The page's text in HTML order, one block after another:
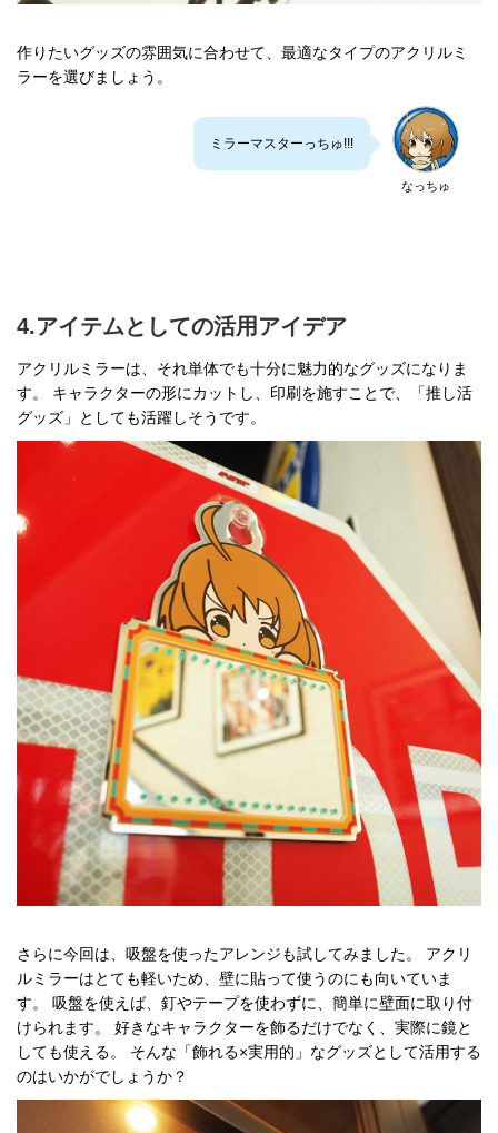
作りたいグッズの雰囲気に合わせて、最適なタイプのアクリルミ
ラーを選びましょう。
なっちゅ
ミラーマスターっちゅ!!!
4.アイテムとしての活用アイデア
アクリルミラーは、それ単体でも十分に魅力的なグッズになりま
す。 キャラクターの形にカットし、印刷を施すことで、「推し活
グッズ」としても活躍しそうです。
さらに今回は、吸盤を使ったアレンジも試してみました。 アクリ
ルミラーはとても軽いため、壁に貼って使うのにも向いていま
す。 吸盤を使えば、釘やテープを使わずに、簡単に壁面に取り付
けられます。 好きなキャラクターを飾るだけでなく、実際に鏡と
しても使える。 そんな「飾れる×実用的」なグッズとして活用する
のはいかがでしょうか？